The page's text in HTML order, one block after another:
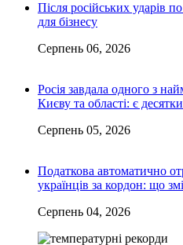
Після російських ударів
для бізнесу
Серпень 06, 2026
Росія завдала одного з
Києву та області: є
Серпень 05, 2026
Податкова автоматично
українців за кордон: що
Серпень 04, 2026